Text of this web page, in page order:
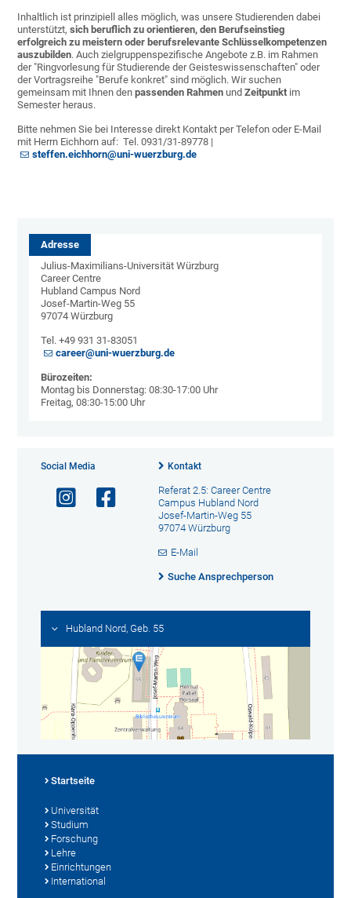
Inhaltlich ist prinzipiell alles möglich, was unsere Studierenden dabei
unterstützt,sich beruflich zu orientieren, denBerufseinstieg
erfolgreich zu meistern oder berufsrelevante Schlüsselkompetenzen
auszubilden. Auch zielgruppenspezifische Angebote z.B. im Rahmen
der "Ringvorlesung für Studierende der Geisteswissenschaften" oder
der Vortragsreihe "Berufe konkret" sind möglich. Wir suchen
gemeinsam mit Ihnen denpassenden Rahmen undZeitpunkt im
Semester heraus.
Bitte nehmen Sie bei Interesse direkt Kontakt per Telefon oder E-Mail
mit Herrn Eichhorn auf: Tel. 0931/31-89778 |
steffen.eichhorn@uni-wuerzburg.de
Adresse
Julius-Maximilians-Universität Würzburg
Career Centre
Hubland Campus Nord
Josef-Martin-Weg 55
97074 Würzburg
Tel. +49 931 31-83051
career@uni-wuerzburg.de
Bürozeiten:
Montag bis Donnerstag: 08:30-17:00 Uhr
Freitag, 08:30-15:00 Uhr
Social Media Kontakt
Referat 2.5: Career Centre
Campus Hubland Nord
Josef-Martin-Weg 55
97074 Würzburg
E-Mail
Suche Ansprechperson
Hubland Nord, Geb. 55
Startseite
Universität
Studium
Forschung
Lehre
Einrichtungen
International